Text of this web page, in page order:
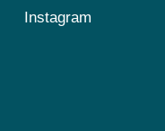
Instagram